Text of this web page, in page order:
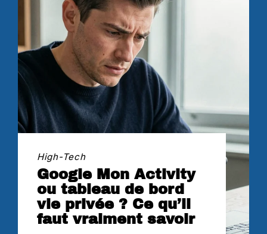
High-Tech
Google Mon Activity
ou tableau de bord
vie privée ? Ce qu’il
faut vraiment savoir